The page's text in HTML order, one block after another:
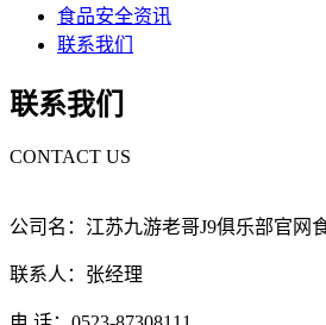
食品安全资讯
联系我们
联系我们
CONTACT US
公司名：江苏九游老哥J9俱乐部官网
联系人：张经理